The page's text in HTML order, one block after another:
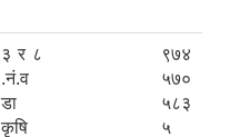
३ र ८
.नं.व
डा
कृषि
९७४
५७०
५८३
५